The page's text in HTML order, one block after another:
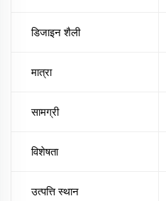
डिजाइन शैली
मात्रा
सामग्री
विशेषता
उत्पत्ति स्थान